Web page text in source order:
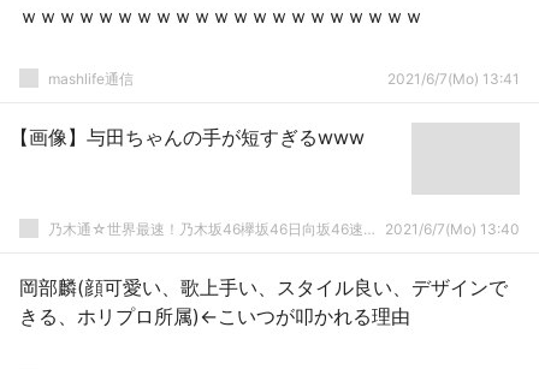
ｗｗｗｗｗｗｗｗｗｗｗｗｗｗｗｗｗｗｗｗｗ
mashlife通信 2021/6/7(Mo) 13:41
【画像】与田ちゃんの手が短すぎるwww
乃木通☆世界最速！乃木坂46欅坂46日向坂46速報まとめ 2021/6/7(Mo) 13:40
岡部麟(顔可愛い、歌上手い、スタイル良い、デザインで
きる、ホリプロ所属)←こいつが叩かれる理由